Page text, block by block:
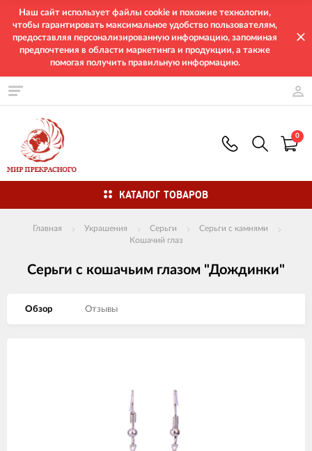
Наш сайт использует файлы cookie и похожие технологии,
чтобы гарантировать максимальное удобство пользователям,
предоставляя персонализированную информацию, запоминая
предпочтения в области маркетинга и продукции, а также
помогая получить правильную информацию.
0
КАТАЛОГ ТОВАРОВ
Главная Украшения Серьги
Серьги с камнями
Кошачий глаз
Серьги с кошачьим глазом "Дождинки"
Обзор Отзывы